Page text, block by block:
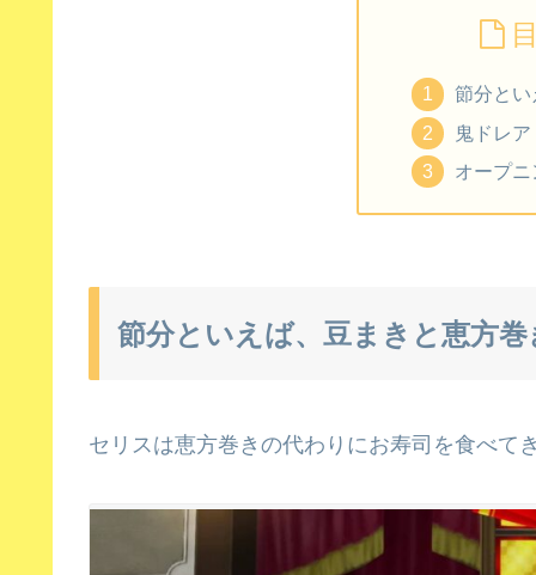
節分と
鬼ドレア
オープ
節分といえば、豆まきと恵方巻
セリスは恵方巻きの代わりにお寿司を食べて